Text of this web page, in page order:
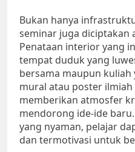
Bukan hanya
seminar juga diciptakan
Penataan interior yang
tempat duduk yang
bersama maupun kuliah
mural atau poster
memberikan atmosfer
mendorong ide-ide
yang nyaman, pelajar
dan termotivasi untuk